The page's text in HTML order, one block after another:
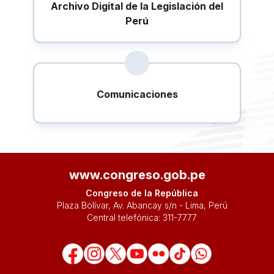
Archivo Digital de la Legislación del
Perú
Comunicaciones
www.congreso.gob.pe
Congreso de la República
Plaza Bolívar, Av. Abancay s/n - Lima, Perú
Central telefónica: 311-7777